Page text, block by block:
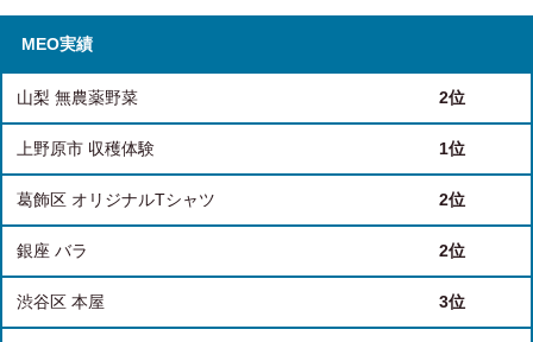
MEO実績
山梨 無農薬野菜 2位
上野原市 収穫体験 1位
葛飾区 オリジナルTシャツ 2位
銀座 バラ 2位
渋谷区 本屋 3位